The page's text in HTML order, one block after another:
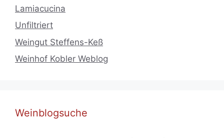
Lamiacucina
Unfiltriert
Weingut Steffens-Keß
Weinhof Kobler Weblog
Weinblogsuche